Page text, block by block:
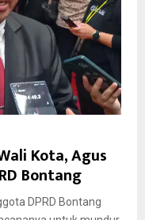
Kota, Agus
Bontang
DPRD Bontang